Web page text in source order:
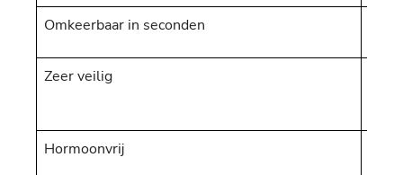
Omkeerbaar in seconden
Zeer veilig
Hormoonvrij